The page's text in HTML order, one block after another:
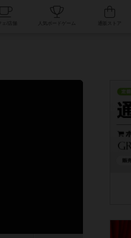
人気ボードゲ